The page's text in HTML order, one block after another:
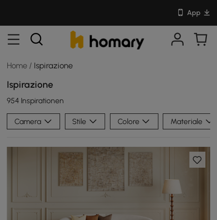
App
Home / Ispirazione
Ispirazione
954 Inspirationen
Camera Stile Colore Materiale